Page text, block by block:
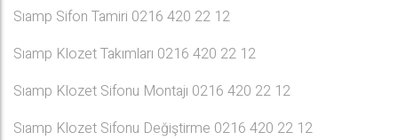
Sıamp Sifon Tamiri 0216 420 22 12
Sıamp Klozet Takımları 0216 420 22 12
Sıamp Klozet Sifonu Montajı 0216 420 22 12
Sıamp Klozet Sifonu Değiştirme 0216 420 22 12